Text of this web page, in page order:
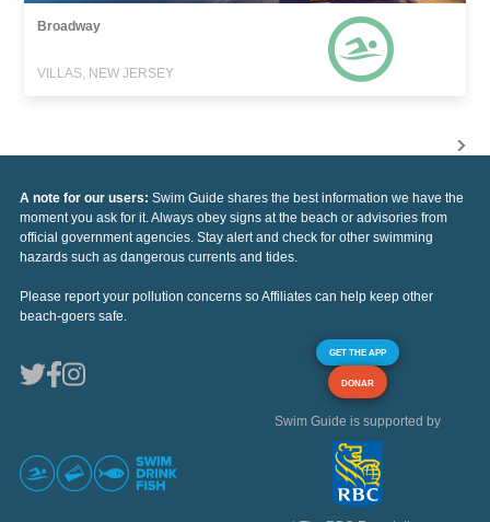
Broadway
VILLAS, NEW JERSEY
A note for our users: Swim Guide shares the best information we have the
moment you ask for it. Always obey signs at the beach or advisories from
official government agencies. Stay alert and check for other swimming
hazards such as dangerous currents and tides.
Please report your pollution concerns so Affiliates can help keep other
beach-goers safe.
GET THE APP
DONAR
Swim Guide is supported by